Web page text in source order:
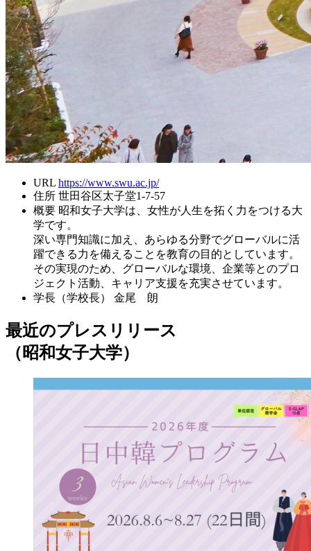
URL https://www.swu.ac.jp/
住所 世田谷区太子堂1-7-57
概要 昭和女子大学は、女性が人生を拓く力をつける大
学です。
深い専門知識に加え、あらゆる分野でグローバルに活
躍できる力を備えることを教育の目的としています。
その実現のため、グローバルな環境、企業等とのプロ
ジェクト活動、キャリア支援を充実させています。
学長（学校長）
金尾 朗
最近のプレスリリース
（昭和女子大学）